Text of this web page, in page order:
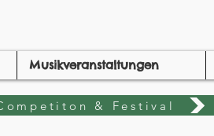
Musikveranstaltungen
& Festival